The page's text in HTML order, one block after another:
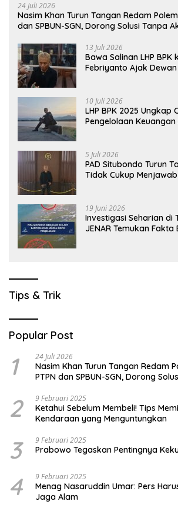
24 Juli 2026
Nasim Khan Turun Tangan Redam
dan SPBUN-SGN, Dorong Solusi Tanpa
13 Juli 2026
Bawa Salinan LHP BPK
Febriyanto Ajak
10 Juli 2026
LHP BPK 2025 Ungkap
Pengelolaan Keuangan
5 Juli 2026
PAD Situbondo Turun
Tidak Cukup
19 Juni 2026
Investigasi Seharian di
JENAR Temukan
Tips & Trik
Popular Post
1 24 Juli 2026
Nasim Khan Turun Tangan Redam
PTPN dan SPBUN-SGN, Dorong
2 9 Februari 2025
Ketahui Sebelum Membeli! Tips
Kendaraan yang Menguntungkan
3 9 Februari 2025
Prabowo Tegaskan Pentingnya
4 9 Februari 2025
Menag Nasaruddin Umar: Pers
Jaga Alam